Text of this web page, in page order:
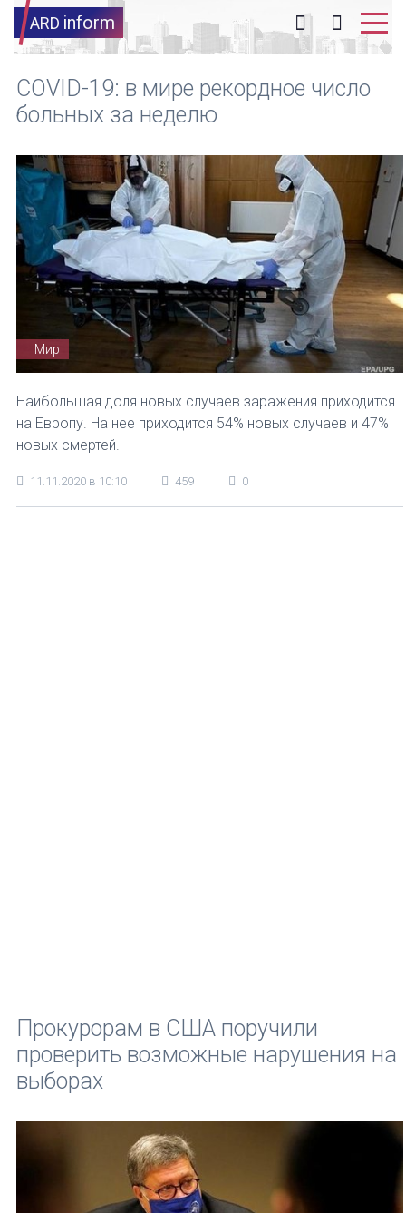
ARD inform
COVID-19: в мире рекордное число
больных за неделю
Мир
Наибольшая доля новых случаев заражения приходится
на Европу. На нее приходится 54% новых случаев и 47%
новых смертей.
11.11.2020 в 10:10 459 0
Прокурорам в США поручили
проверить возможные нарушения на
выборах